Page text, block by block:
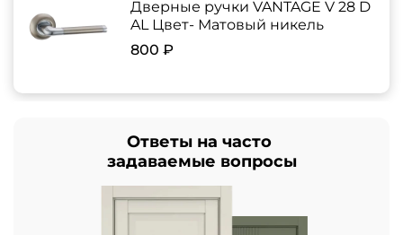
Дверные ручки VANTAGE V 28 D
AL Цвет- Матовый никель
800 ₽
Ответы на часто
задаваемые вопросы